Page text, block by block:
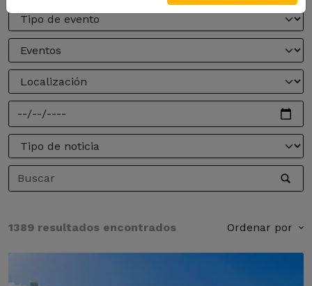
1389 resultados encontrados Ordenar por